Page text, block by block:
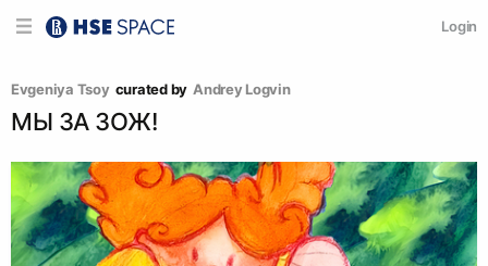
Login
Evgeniya Tsoy curated by Andrey Logvin
МЫ ЗА ЗОЖ!